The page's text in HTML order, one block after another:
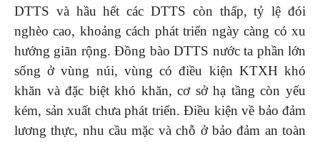
DTTS và hầu hết các DTTS còn thấp, tỷ lệ đói
nghèo cao, khoảng cách phát triển ngày càng có xu
hướng giãn rộng. Đồng bào DTTS nước ta phần lớn
sống ở vùng núi, vùng có điều kiện KTXH khó
khăn và đặc biệt khó khăn, cơ sở hạ tầng còn yếu
kém, sản xuất chưa phát triển. Điều kiện về bảo đảm
lương thực, nhu cầu mặc và chỗ ở bảo đảm an toàn